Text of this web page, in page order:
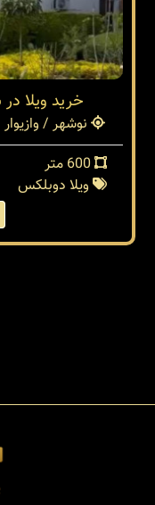
خرید ویلا
نوشهر / وازیوار
ویلا دوبلکس